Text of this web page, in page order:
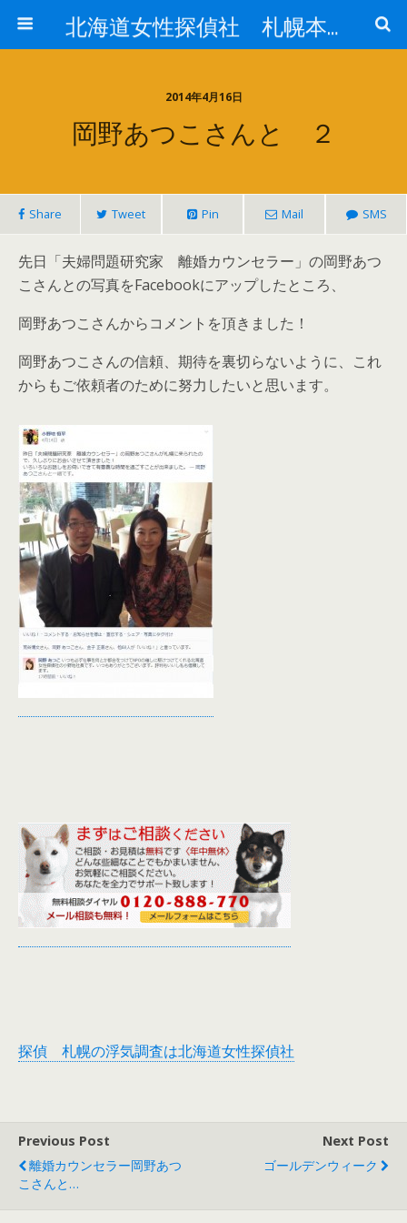
北海道女性探偵社 札幌本社ブログ
2014年4月16日
岡野あつこさんと ２
Share Tweet Pin Mail SMS
先日「夫婦問題研究家 離婚カウンセラー」の岡野あつ
こさんとの写真をFacebookにアップしたところ、
岡野あつこさんからコメントを頂きました！
岡野あつこさんの信頼、期待を裏切らないように、これ
からもご依頼者のために努力したいと思います。
探偵 札幌の浮気調査は北海道女性探偵社
Previous Post
離婚カウンセラー岡野あつ
こさんと…
Next Post
ゴールデンウィーク